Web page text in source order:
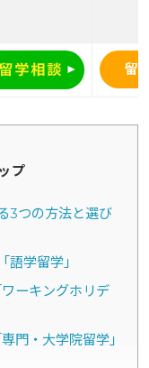
留
プ
3つの方法と選び
語学留学」
ーキングホリデ
門・大学院留学」